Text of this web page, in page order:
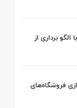
برداری از
فروشگاه‌های